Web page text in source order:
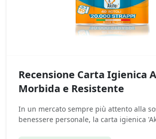
Recensione Carta Igienica
Morbida e Resistente
In un mercato sempre più attento alla
benessere personale, la carta igienica